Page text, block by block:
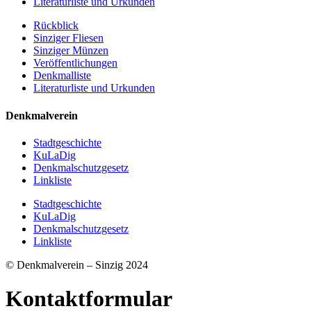
Rückblick
Sinziger Fliesen
Sinziger Münzen
Veröffentlichungen
Denkmalliste
Literaturliste und Urkunden
Denkmalverein
Stadtgeschichte
KuLaDig
Denkmalschutzgesetz
Linkliste
Stadtgeschichte
KuLaDig
Denkmalschutzgesetz
Linkliste
© Denkmalverein – Sinzig 2024
Kontaktformular